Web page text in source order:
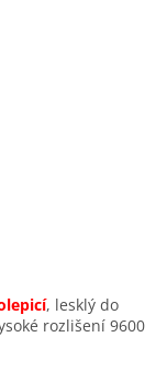
, lesklý do
rozlišení 9600